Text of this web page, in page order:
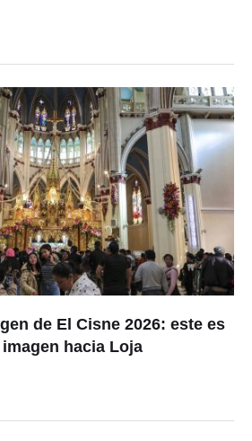
de El Cisne 2026: este es
hacia Loja